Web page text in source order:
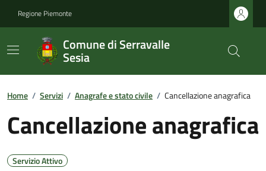
Regione Piemonte
Comune di Serravalle
Sesia
Home / Servizi / Anagrafe e stato civile / Cancellazione anagrafica
Cancellazione anagrafica
Servizio Attivo